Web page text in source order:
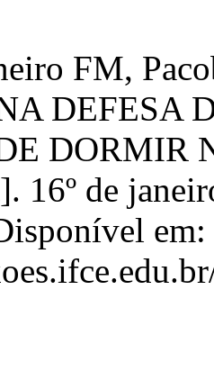
FM,
DEFESA
DORMIR
16º de
em: